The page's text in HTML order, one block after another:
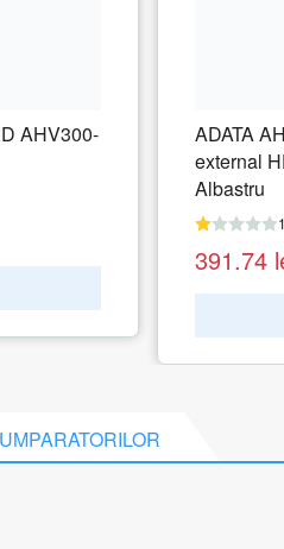
CWH ADATA
2,5 USB 3.1 -
in cos